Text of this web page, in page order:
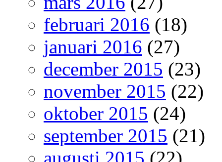
februari 2016 (18)
januari 2016 (27)
december 2015 (23)
november 2015 (22)
oktober 2015 (24)
september 2015 (21)
augusti 2015 (22)